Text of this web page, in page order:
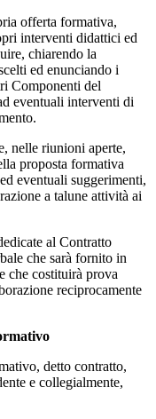
offerta formativa,
interventi didattici ed
chiarendo la
ed enunciando i
Componenti del
eventuali interventi di
nelle riunioni aperte,
proposta formativa
eventuali suggerimenti,
a talune attività ai
al Contratto
che sarà fornito in
che costituirà prova
reciprocamente
detto contratto,
e collegialmente,